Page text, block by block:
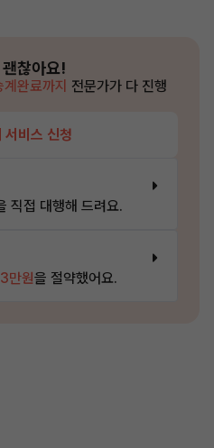
찮아요!
완료까지 전문가가 다 진행
서비스 신청
직접 대행해 드려요.
만원을 절약했어요.